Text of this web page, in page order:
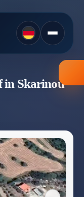
in Skarinou